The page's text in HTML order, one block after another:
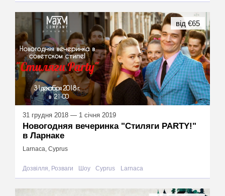
31 грудня 2018 — 1 січня 2019
Новогодняя вечеринка "Стиляги PARTY!"
в Ларнаке
Larnaca, Cyprus
Дозвілля, Розваги Шоу Cyprus Larnaca
від €65